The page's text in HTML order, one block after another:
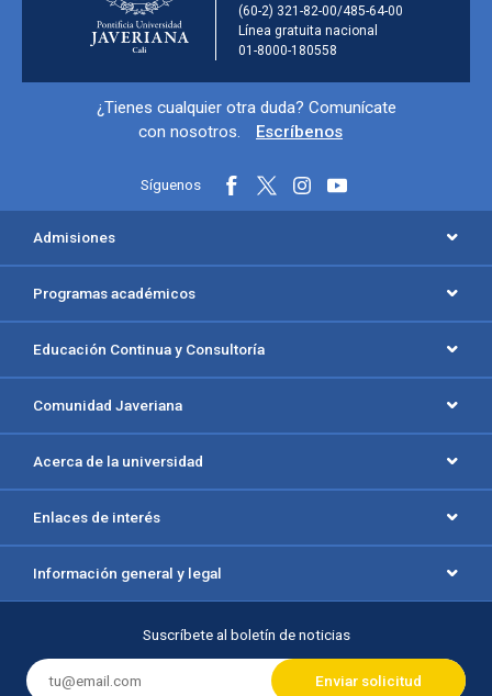
(60-2) 321-82-00/485-64-00
Línea gratuita nacional
01-8000-180558
Información y redes sociales
¿Tienes cualquier otra duda? Comunícate
con nosotros.
Escríbenos
Síguenos
Menú principal del footer
Admisiones
Programas académicos
Educación Continua y Consultoría
Comunidad Javeriana
Acerca de la universidad
Enlaces de interés
Información general y legal
Suscríbete al boletín de noticias